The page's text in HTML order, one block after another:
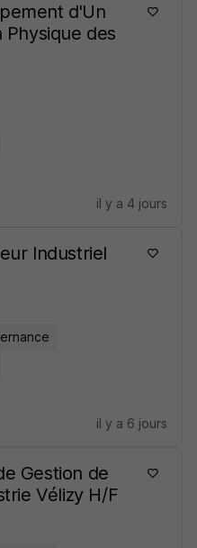
d'Un
Physique des
il y a 4 jours
Industriel
il y a 6 jours
Gestion de
Vélizy H/F